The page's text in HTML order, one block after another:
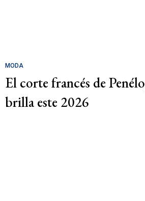
MODA
El corte francés de
brilla este 2026